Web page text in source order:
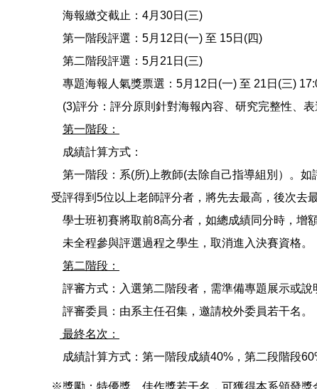
海報繳交截止：4月30日(三)
第一階段評選：5月12日(一) 至 15日(四)
第二階段評選：5月21日(三)
專題海報人氣獎票選：5月12日(一) 至 21日(三)
(3)評分：評分原則針對海報內容、研究完整性、
第一階段：
成績計算方式：
第一階段：系(所)上教師(去除自己指導組別）。如
受評得到5位以上老師評分者，將先去最高，後次去
學士班初賽將取前8高分者，如總成績同分時，增
未全程參與評選過程之學生，取消進入決賽資格。
第二階段：
評審方式：入選第二階段者，需準備專題展示或說
評審委員：由系主任召集，邀請校外委員若干名。
最終名次：
成績計算方式：第一階段成績40%，第二段階段